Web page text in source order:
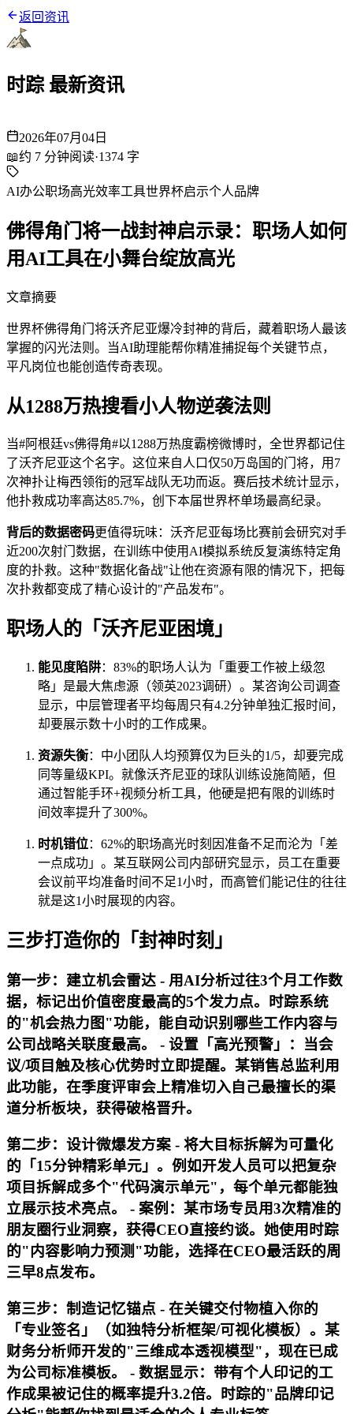
返回资讯
时踪 最新资讯
2026年07月04日
📖约 7 分钟阅读·1374 字
AI办公职场高光效率工具世界杯启示个人品牌
佛得角门将一战封神启示录：职场人如何
用AI工具在小舞台绽放高光
文章摘要
世界杯佛得角门将沃齐尼亚爆冷封神的背后，藏着职场人最该
掌握的闪光法则。当AI助理能帮你精准捕捉每个关键节点，
平凡岗位也能创造传奇表现。
从1288万热搜看小人物逆袭法则
当#阿根廷vs佛得角#以1288万热度霸榜微博时，全世界都记住
了沃齐尼亚这个名字。这位来自人口仅50万岛国的门将，用7
次神扑让梅西领衔的冠军战队无功而返。赛后技术统计显示，
他扑救成功率高达85.7%，创下本届世界杯单场最高纪录。
背后的数据密码更值得玩味：沃齐尼亚每场比赛前会研究对手
近200次射门数据，在训练中使用AI模拟系统反复演练特定角
度的扑救。这种"数据化备战"让他在资源有限的情况下，把每
次扑救都变成了精心设计的"产品发布"。
职场人的「沃齐尼亚困境」
能见度陷阱：83%的职场人认为「重要工作被上级忽
略」是最大焦虑源（领英2023调研）。某咨询公司调查
显示，中层管理者平均每周只有4.2分钟单独汇报时间，
却要展示数十小时的工作成果。
资源失衡：中小团队人均预算仅为巨头的1/5，却要完成
同等量级KPI。就像沃齐尼亚的球队训练设施简陋，但
通过智能手环+视频分析工具，他硬是把有限的训练时
间效率提升了300%。
时机错位：62%的职场高光时刻因准备不足而沦为「差
一点成功」。某互联网公司内部研究显示，员工在重要
会议前平均准备时间不足1小时，而高管们能记住的往往
就是这1小时展现的内容。
三步打造你的「封神时刻」
第一步：建立机会雷达 - 用AI分析过往3个月工作数
据，标记出价值密度最高的5个发力点。时踪系统
的"机会热力图"功能，能自动识别哪些工作内容与
公司战略关联度最高。 - 设置「高光预警」：当会
议/项目触及核心优势时立即提醒。某销售总监利用
此功能，在季度评审会上精准切入自己最擅长的渠
道分析板块，获得破格晋升。
第二步：设计微爆发方案 - 将大目标拆解为可量化
的「15分钟精彩单元」。例如开发人员可以把复杂
项目拆解成多个"代码演示单元"，每个单元都能独
立展示技术亮点。 - 案例：某市场专员用3次精准的
朋友圈行业洞察，获得CEO直接约谈。她使用时踪
的"内容影响力预测"功能，选择在CEO最活跃的周
三早8点发布。
第三步：制造记忆锚点 - 在关键交付物植入你的
「专业签名」（如独特分析框架/可视化模板）。某
财务分析师开发的"三维成本透视模型"，现在已成
为公司标准模板。 - 数据显示：带有个人印记的工
作成果被记住的概率提升3.2倍。时踪的"品牌印记